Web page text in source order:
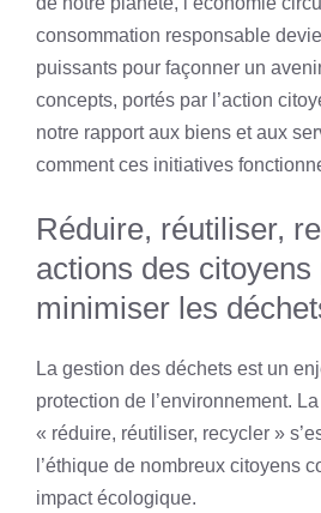
consommation responsable
puissants pour façonner un
concepts, portés par l’action
notre rapport aux biens et aux
comment ces initiatives
Réduire, réutiliser,
actions des citoyens
minimiser les
La gestion des déchets est un
protection de l’environnement.
« réduire, réutiliser, recycler »
l’éthique de nombreux citoyens
impact écologique.